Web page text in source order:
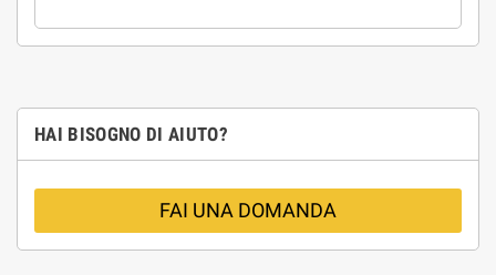
HAI BISOGNO DI AIUTO?
FAI UNA DOMANDA